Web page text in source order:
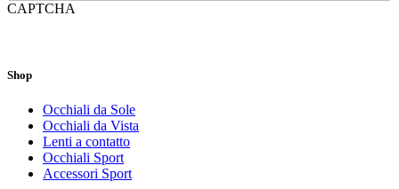
CAPTCHA
Shop
Occhiali da Sole
Occhiali da Vista
Lenti a contatto
Occhiali Sport
Accessori Sport